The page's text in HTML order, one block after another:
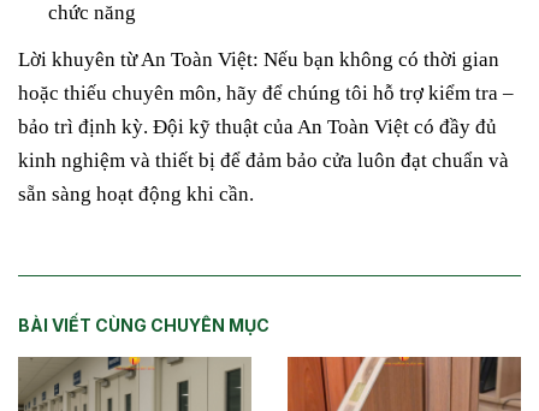
chức năng
Lời khuyên từ An Toàn Việt: Nếu bạn không có thời gian
hoặc thiếu chuyên môn, hãy để chúng tôi hỗ trợ kiểm tra –
bảo trì định kỳ. Đội kỹ thuật của An Toàn Việt có đầy đủ
kinh nghiệm và thiết bị để đảm bảo cửa luôn đạt chuẩn và
sẵn sàng hoạt động khi cần.
BÀI VIẾT CÙNG CHUYÊN MỤC